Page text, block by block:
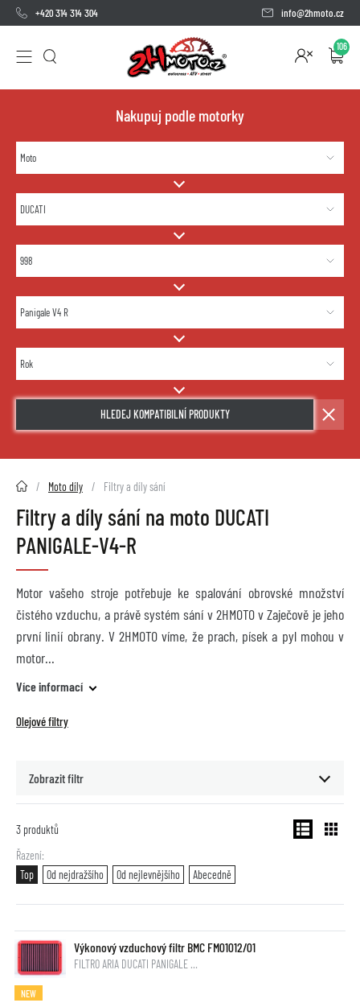
+420 314 314 304 info@2hmoto.cz
106
Nakupuj podle motorky
HLEDEJ KOMPATIBILNÍ PRODUKTY
2HMOTO.cz Moto díly Filtry a díly sání
Filtry a díly sání na moto DUCATI
PANIGALE-V4-R
Motor vašeho stroje potřebuje ke spalování obrovské množství
čistého vzduchu, a právě systém sání v 2HMOTO v Zaječově je jeho
první linií obrany. V 2HMOTO víme, že prach, písek a pyl mohou v
motor
Více informací
Olejové filtry
Zobrazit filtr
3 produktů
Řazení
Top
Od nejdražšího Od nejlevnějšího Abecedně
Výkonový vzduchový filtr BMC FM01012/01
FILTRO ARIA DUCATI PANIGALE …
NEW